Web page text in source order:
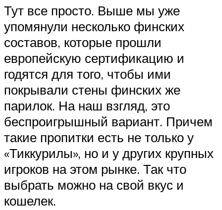
Тут все просто. Выше мы уже
упомянули несколько финских
составов, которые прошли
европейскую сертификацию и
годятся для того, чтобы ими
покрывали стены финских же
парилок. На наш взгляд, это
беспроигрышный вариант. Причем
такие пропитки есть не только у
«Тиккурилы», но и у других крупных
игроков на этом рынке. Так что
выбрать можно на свой вкус и
кошелек.